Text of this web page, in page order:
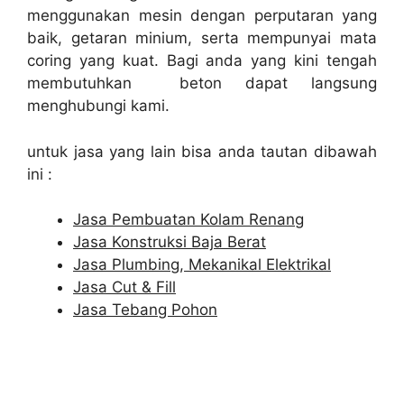
menggunakan mesin dengan perputaran yang
baik, getaran minium, serta mempunyai mata
coring yang kuat. Bagi anda yang kini tengah
membutuhkan beton dapat langsung
menghubungi kami.
untuk jasa yang lain bisa anda tautan dibawah
ini :
Jasa Pembuatan Kolam Renang
Jasa Konstruksi Baja Berat
Jasa Plumbing, Mekanikal Elektrikal
Jasa Cut & Fill
Jasa Tebang Pohon